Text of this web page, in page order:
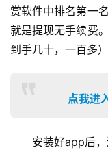
赏软件中排名第一
就是提现无手续费
到手几十，一百多）
点我进
安装好app后